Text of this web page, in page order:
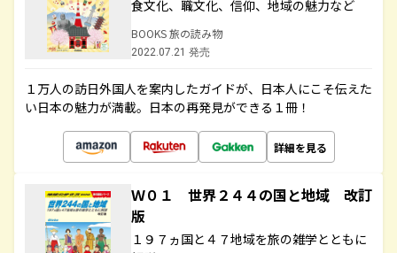
食文化、職文化、信仰、地域の魅力など
BOOKS 旅の読み物
2022.07.21 発売
１万人の訪日外国人を案内したガイドが、日本人にこそ伝えた
い日本の魅力が満載。日本の再発見ができる１冊！
詳細を見る
Ｗ０１ 世界２４４の国と地域 改訂
版
１９７ヵ国と４７地域を旅の雑学とともに